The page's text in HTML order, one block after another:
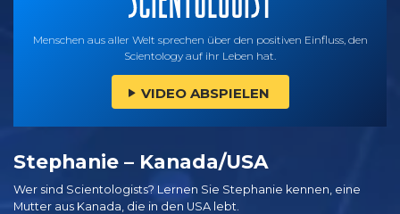
Menschen aus aller Welt sprechen über den positiven Einfluss, den
Scientology auf ihr Leben hat.
VIDEO ABSPIELEN
Stephanie – Kanada/USA
Wer sind Scientologists? Lernen Sie Stephanie kennen, eine
Mutter aus Kanada, die in den USA lebt.